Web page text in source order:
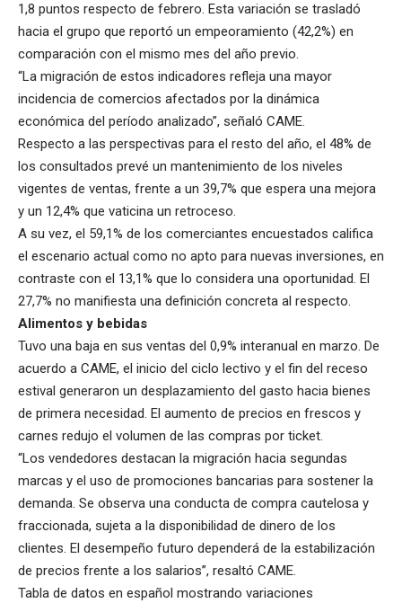
1,8 puntos respecto de febrero. Esta variación se trasladó
hacia el grupo que reportó un empeoramiento (42,2%) en
comparación con el mismo mes del año previo.
“La migración de estos indicadores refleja una mayor
incidencia de comercios afectados por la dinámica
económica del período analizado”, señaló CAME.
Respecto a las perspectivas para el resto del año, el 48% de
los consultados prevé un mantenimiento de los niveles
vigentes de ventas, frente a un 39,7% que espera una mejora
y un 12,4% que vaticina un retroceso.
A su vez, el 59,1% de los comerciantes encuestados califica
el escenario actual como no apto para nuevas inversiones, en
contraste con el 13,1% que lo considera una oportunidad. El
27,7% no manifiesta una definición concreta al respecto.
Alimentos y bebidas
Tuvo una baja en sus ventas del 0,9% interanual en marzo. De
acuerdo a CAME, el inicio del ciclo lectivo y el fin del receso
estival generaron un desplazamiento del gasto hacia bienes
de primera necesidad. El aumento de precios en frescos y
carnes redujo el volumen de las compras por ticket.
“Los vendedores destacan la migración hacia segundas
marcas y el uso de promociones bancarias para sostener la
demanda. Se observa una conducta de compra cautelosa y
fraccionada, sujeta a la disponibilidad de dinero de los
clientes. El desempeño futuro dependerá de la estabilización
de precios frente a los salarios”, resaltó CAME.
Tabla de datos en español mostrando variaciones